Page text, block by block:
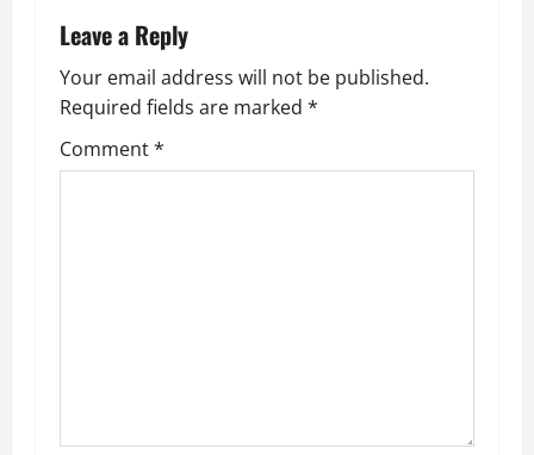
a
v
i
g
Leave a Reply
Your email address will not be published.
Required fields are marked *
Comment*